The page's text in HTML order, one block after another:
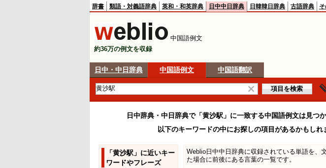
辞書 類語・対義語辞典 英和・和英辞典 日中中日辞典 日韓韓日辞典 古語辞典
中国語例文
約36万の例文を収録
日中・中日辞典 中国語例文 中国語翻訳
日中辞典・中日辞典で「黄沙駅」に一致する中国語例文は見つ
以下のキーワードの中にお探しの項目があるかもしれ
「黄沙駅」に近いキー
ワードやフレーズ
Weblio日中中日辞典に収録されている単語を、
た場合に前後にある言葉の一覧です。